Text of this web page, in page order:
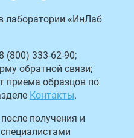
лаборатории «ИнЛаб
(800) 333-62-90;
обратной связи;
приема образцов по
Контакты.
получения и